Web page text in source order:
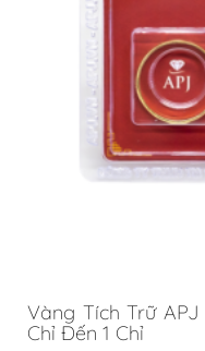
Vàng Tích Trữ APJ
Chỉ Đến 1 Chỉ